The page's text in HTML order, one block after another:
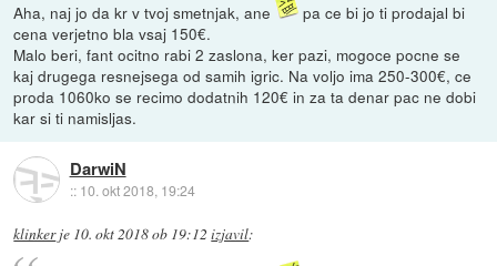
Aha, naj jo da kr v tvoj smetnjak, ane
pa ce bi jo ti prodajal bi
cena verjetno bla vsaj 150€.
Malo beri, fant ocitno rabi 2 zaslona, ker pazi, mogoce pocne se
kaj drugega resnejsega od samih igric. Na voljo ima 250-300€, ce
proda 1060ko se recimo dodatnih 120€ in za ta denar pac ne dobi
kar si ti namisljas.
DarwiN
:: 10. okt 2018, 19:24
klinkerje 10. okt 2018 ob 19:12 izjavil: